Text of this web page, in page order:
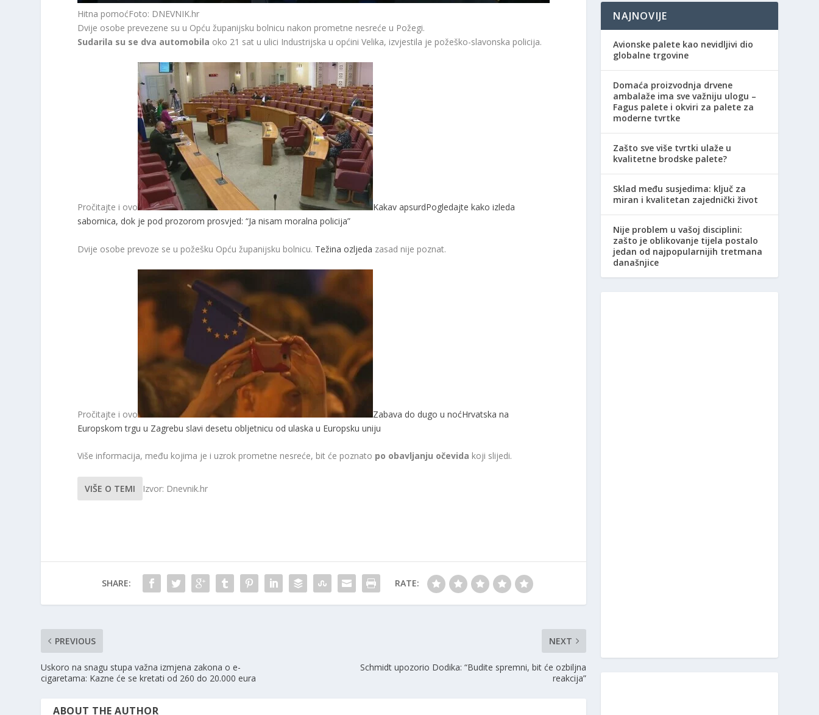
Hitna pomoćFoto: DNEVNIK.hr
Dvije osobe prevezene su u Opću županijsku bolnicu nakon prometne nesreće u Požegi.
Sudarila su se dva automobila oko 21 sat u ulici Industrijska u općini Velika, izvjestila je požeško-slavonska policija.
Pročitajte i ovo Kakav apsurdPogledajte kako izleda
sabornica, dok je pod prozorom prosvjed: “Ja nisam moralna policija”
Dvije osobe prevoze se u požešku Opću županijsku bolnicu. Težina ozljeda zasad nije poznat.
Pročitajte i ovo Zabava do dugo u noćHrvatska na
Europskom trgu u Zagrebu slavi desetu obljetnicu od ulaska u Europsku uniju
Više informacija, među kojima je i uzrok prometne nesreće, bit će poznato po obavljanju očevida koji slijedi.
VIŠE O TEMI Izvor: Dnevnik.hr
SHARE: RATE:
PREVIOUS
Uskoro na snagu stupa važna izmjena zakona o e-
cigaretama: Kazne će se kretati od 260 do 20.000 eura
NEXT
Schmidt upozorio Dodika: “Budite spremni, bit će ozbiljna
reakcija”
ABOUT THE AUTHOR
NAJNOVIJE
Avionske palete kao nevidljivi dio
globalne trgovine
Domaća proizvodnja drvene
ambalaže ima sve važniju ulogu –
Fagus palete i okviri za palete za
moderne tvrtke
Zašto sve više tvrtki ulaže u
kvalitetne brodske palete?
Sklad među susjedima: ključ za
miran i kvalitetan zajednički život
Nije problem u vašoj disciplini:
zašto je oblikovanje tijela postalo
jedan od najpopularnijih tretmana
današnjice